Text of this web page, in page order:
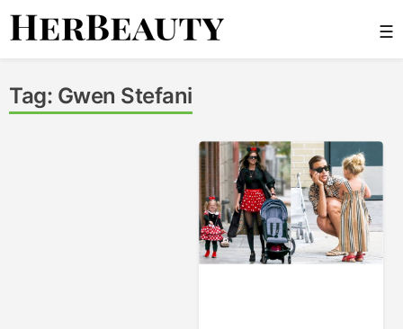
Skip
☰
Tag: Gwen Stefani